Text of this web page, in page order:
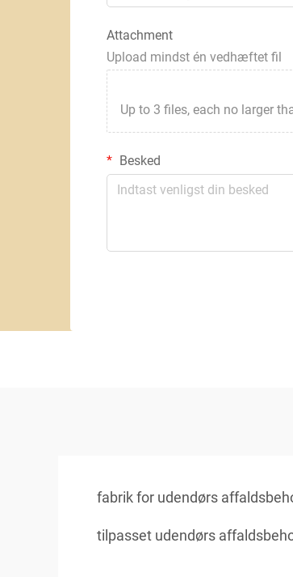
Attachment
Upload mindst én vedhæftet fil
Up to 3 files, each no larger
Besked
fabrik for udendørs
tilpasset udendørs